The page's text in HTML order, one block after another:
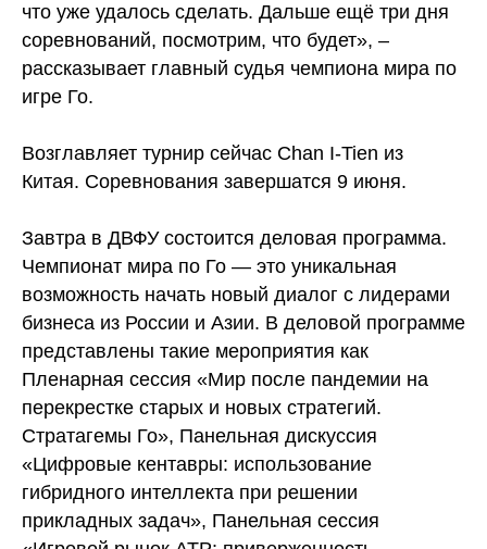
что уже удалось сделать. Дальше ещё три дня
соревнований, посмотрим, что будет», –
рассказывает главный судья чемпиона мира по
игре Го.
Возглавляет турнир сейчас Chan I-Tien из
Китая. Соревнования завершатся 9 июня.
Завтра в ДВФУ состоится деловая программа.
Чемпионат мира по Го — это уникальная
возможность начать новый диалог с лидерами
бизнеса из России и Азии. В деловой программе
представлены такие мероприятия как
Пленарная сессия «Мир после пандемии на
перекрестке старых и новых стратегий.
Стратагемы Го», Панельная дискуссия
«Цифровые кентавры: использование
гибридного интеллекта при решении
прикладных задач», Панельная сессия